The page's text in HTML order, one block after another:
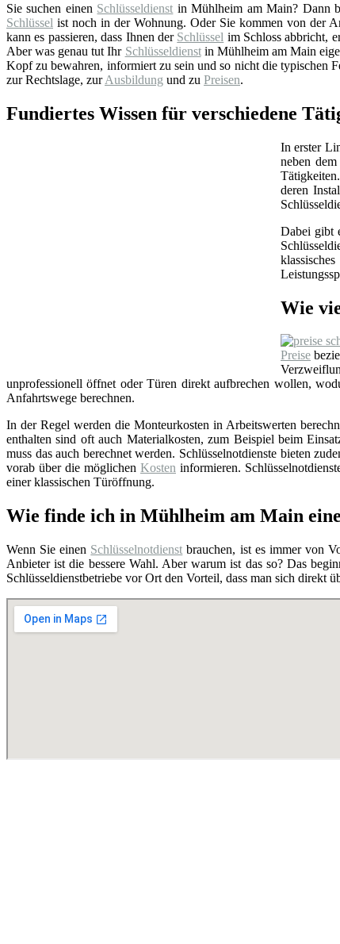
Sie suchen einen Schlüsseldienst in Mühlheim am Main? Dann
Schlüssel ist noch in der Wohnung. Oder Sie kommen von der
kann es passieren, dass Ihnen der Schlüssel im Schloss abbricht,
Aber was genau tut Ihr Schlüsseldienstin Mühlheim am Main
Kopf zu bewahren, informiert zu sein und so nicht die typischen
zur Rechtslage, zurAusbildung und zu Preisen.
Fundiertes Wissen für verschiedene
In erster
neben
deren
Dabei gibt
Wie
Preise
unprofessionell öffnet oder Türen direkt aufbrechen wollen,
Anfahrtswege berechnen.
In der Regel werden die Monteurkosten in Arbeitswerten
enthalten sind oft auch Materialkosten, zum Beispiel beim
muss das auch berechnet werden. Schlüsselnotdienste bieten
vorab über die möglichen Kosten informieren.
einer klassischen Türöffnung.
Wie finde ich in Mühlheim am Main
Wenn Sie einen Schlüsselnotdienst brauchen, ist es immer von
Anbieter ist die bessere Wahl. Aber warum ist das so? Das
Schlüsseldienstbetriebe vor Ort den Vorteil, dass man sich direkt